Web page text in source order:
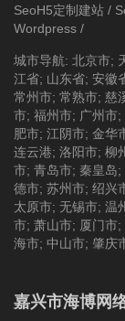
SeoH5定制建站 /
Wordpress /
城市导航: 北京市;
江省; 山东省; 安徽
常州市; 常熟市; 慈
市; 福州市; 广州市;
肥市; 江阴市; 金华
连云港; 洛阳市; 柳
市; 青岛市; 秦皇岛;
德市; 苏州市; 绍兴
太原市; 无锡市; 温
市; 萧山市; 厦门市;
海市; 中山市; 肇庆
嘉兴市海博网